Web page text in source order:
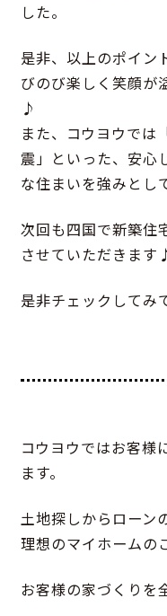
した。
是非、以上のポイン
びのび楽しく笑顔が
♪
また、コウヨウでは
震」といった、安心
な住まいを強みとし
次回も四国で新築住
させていただきます
是非チェックしてみ
コウヨウではお客様
ます。
土地探しからローン
理想のマイホームの
お客様の家づくりを